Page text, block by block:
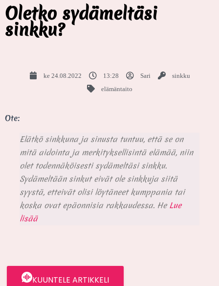
Oletko sydämeltäsi
sinkku?
ke 24.08.2022 13:28 Sari
sinkku
elämäntaito
Ote:
Elätkö sinkkuna ja sinusta tuntuu, että se on
mitä aidointa ja merkityksellisintä elämää, niin
olet todennäköisesti sydämeltäsi sinkku.
Sydämeltään sinkut eivät ole sinkkuja siitä
syystä, etteivät olisi löytäneet kumppania tai
koska ovat epäonnisia rakkaudessa. HeLue
lisää
KUUNTELE ARTIKKELI